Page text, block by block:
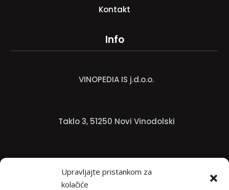
Upravljajte pristankom za
kolačiće
Kontakt
Info
VINOPEDIA IS j.d.o.o.
Taklo 3, 51250 Novi Vinodolski